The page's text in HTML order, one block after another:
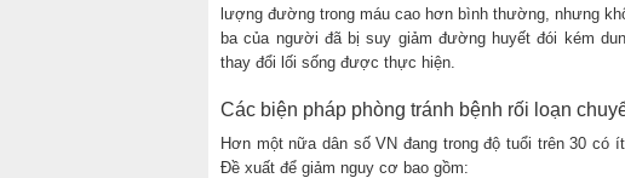
lượng đường trong máu cao hơn bình thường, nhưng
ba của người đã bị suy giảm đường huyết đói kém
thay đổi lối sống được thực hiện.
Các biện pháp phòng tránh bệnh rối loạn
Hơn một nữa dân số VN đang trong độ tuổi trên 30 có
Đề xuất để giảm nguy cơ bao gồm: